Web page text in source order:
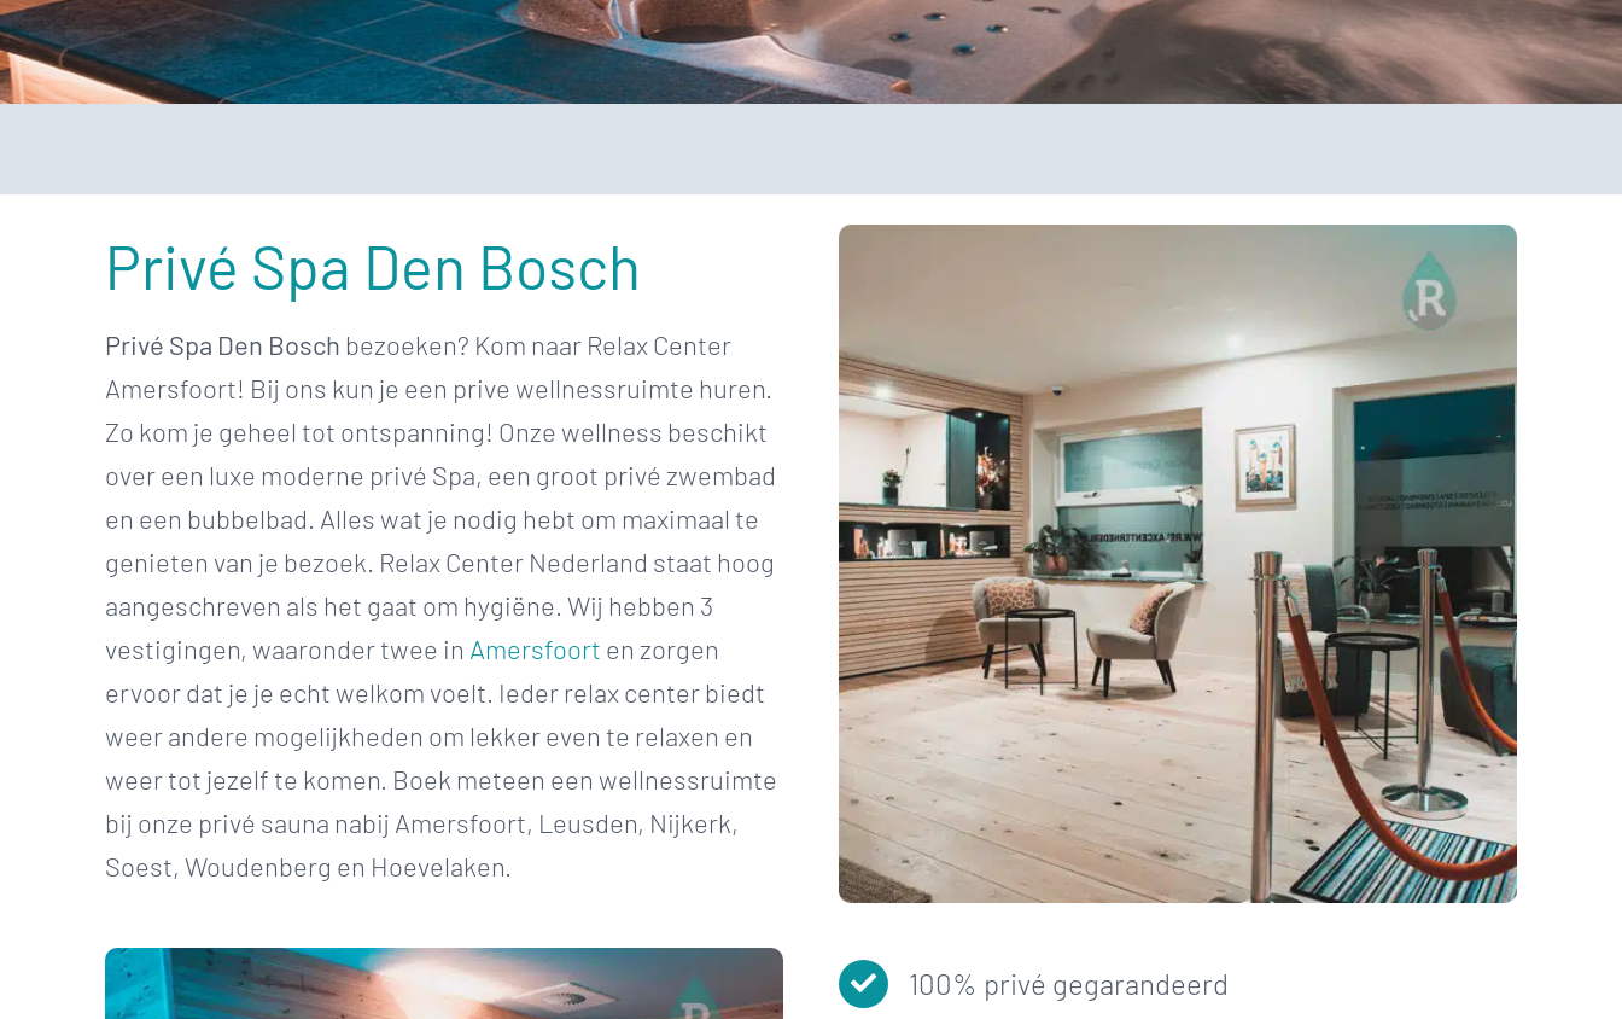
Privé Spa Den Bosch
Privé Spa Den Bosch bezoeken? Kom naar Relax Center
Amersfoort! Bij ons kun je een prive wellnessruimte huren.
Zo kom je geheel tot ontspanning! Onze wellness beschikt
over een luxe moderne privé Spa, een groot privé zwembad
en een bubbelbad. Alles wat je nodig hebt om maximaal te
genieten van je bezoek. Relax Center Nederland staat hoog
aangeschreven als het gaat om hygiëne. Wij hebben 3
vestigingen, waaronder twee in Amersfoort en zorgen
ervoor dat je je echt welkom voelt. Ieder relax center biedt
weer andere mogelijkheden om lekker even te relaxen en
weer tot jezelf te komen. Boek meteen een wellnessruimte
bij onze privé sauna nabij Amersfoort, Leusden, Nijkerk,
Soest, Woudenberg en Hoevelaken.
100% privé gegarandeerd